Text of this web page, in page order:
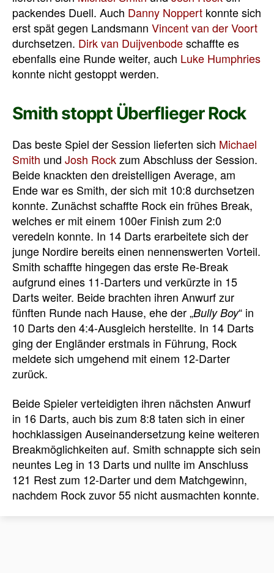
packendes Duell. Auch Danny Noppert konnte sich
erst spät gegen Landsmann Vincent van der Voort
durchsetzen. Dirk van Duijvenbodeschaffte es
ebenfalls eine Runde weiter, auch Luke Humphries
konnte nicht gestoppt werden.
Smith stoppt Überflieger Rock
Das beste Spiel der Session lieferten sich Michael
Smith und Josh Rockzum Abschluss der Session.
Beide knackten den dreistelligen Average, am
Ende war es Smith, der sich mit 10:8 durchsetzen
konnte. Zunächst schaffte Rock ein frühes Break,
welches er mit einem 100er Finish zum 2:0
veredeln konnte. In 14 Darts erarbeitete sich der
junge Nordire bereits einen nennenswerten Vorteil.
Smith schaffte hingegen das erste Re-Break
aufgrund eines 11-Darters und verkürzte in 15
Darts weiter. Beide brachten ihren Anwurf zur
fünften Runde nach Hause, ehe der „Bully Boy“ in
10 Darts den 4:4-Ausgleich herstellte. In 14 Darts
ging der Engländer erstmals in Führung, Rock
meldete sich umgehend mit einem 12-Darter
zurück.
Beide Spieler verteidigten ihren nächsten Anwurf
in 16 Darts, auch bis zum 8:8 taten sich in einer
hochklassigen Auseinandersetzung keine weiteren
Breakmöglichkeiten auf. Smith schnappte sich sein
neuntes Leg in 13 Darts und nullte im Anschluss
121 Rest zum 12-Darter und dem Matchgewinn,
nachdem Rock zuvor 55 nicht ausmachten konnte.